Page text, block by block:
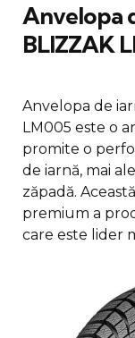
Anvelopa
BLIZZAK
Anvelopa de
LM005 este o
promite o
de iarnă, mai
zăpadă.
premium a
care este lider